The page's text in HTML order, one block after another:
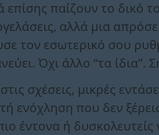
επίσης παίζουν το δικό
αλλά μια
τον εσωτερικό σου
Όχι άλλο “τα ίδια”.
σχέσεις, μικρές
ενόχληση που δεν
έντονα ή